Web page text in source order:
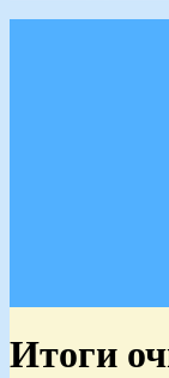
Итоги